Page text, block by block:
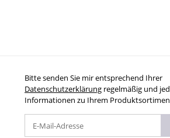
Bitte senden Sie mir entsprechend Ihrer
Datenschutzerklärung regelmäßig und
Informationen zu Ihrem